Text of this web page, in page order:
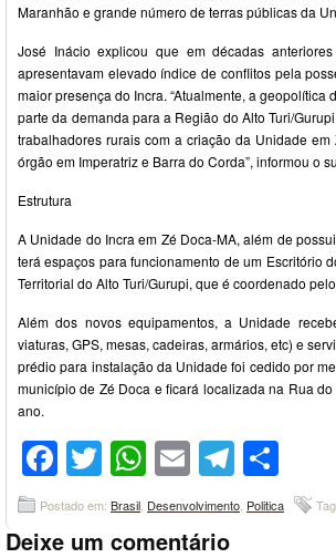
Maranhão e grande número de terras públicas da
José Inácio explicou que em décadas
apresentavam elevado índice de conflitos pela
maior presença do Incra. “Atualmente, a
parte da demanda para a Região do Alto Turi/
trabalhadores rurais com a criação da Unidade
órgão em Imperatriz e Barra do Corda”, informou o
Estrutura
A Unidade do Incra em Zé Doca-MA, além de
terá espaços para funcionamento de um Escritório
Territorial do Alto Turi/Gurupi, que é coordenado
Além dos novos equipamentos, a Unidade
viaturas, GPS, mesas, cadeiras, armários, etc) e
prédio para instalação da Unidade foi cedido por
município de Zé Doca e ficará localizada na Rua
ano.
Facebook
Twitter
WhatsApp
Email
Postado em: Brasil Desenvolvimento Politica
Deixe um comentário